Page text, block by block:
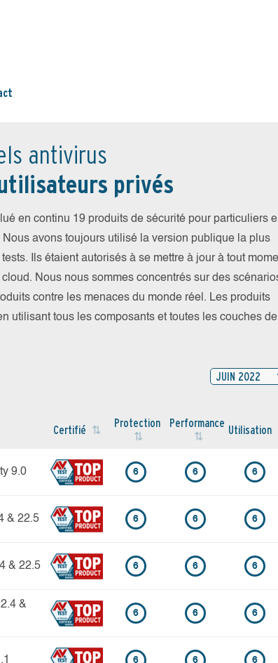
antivirus
privés
en continu 19 produits de sécurité pour particuliers
avons toujours utilisé la version publique la plus
Ils étaient autorisés à se mettre à jour à tout
Nous nous sommes concentrés sur des
contre les menaces du monde réel. Les produits
utilisant tous les composants et toutes les couches de
JUIN 2022
Certifié Protection Performance Utilisation
9.0 6 6 6
& 22.5 6 6 6
& 22.5 6 6 6
&
6 6 6
6 6 6